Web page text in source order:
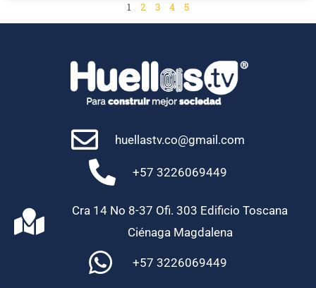
1 2 3 4 5
huellastv.co@gmail.com
+57 3226069449
Cra 14 No 8-37 Ofi. 303 Edificio Toscana
Ciénaga Magdalena
+57 3226069449